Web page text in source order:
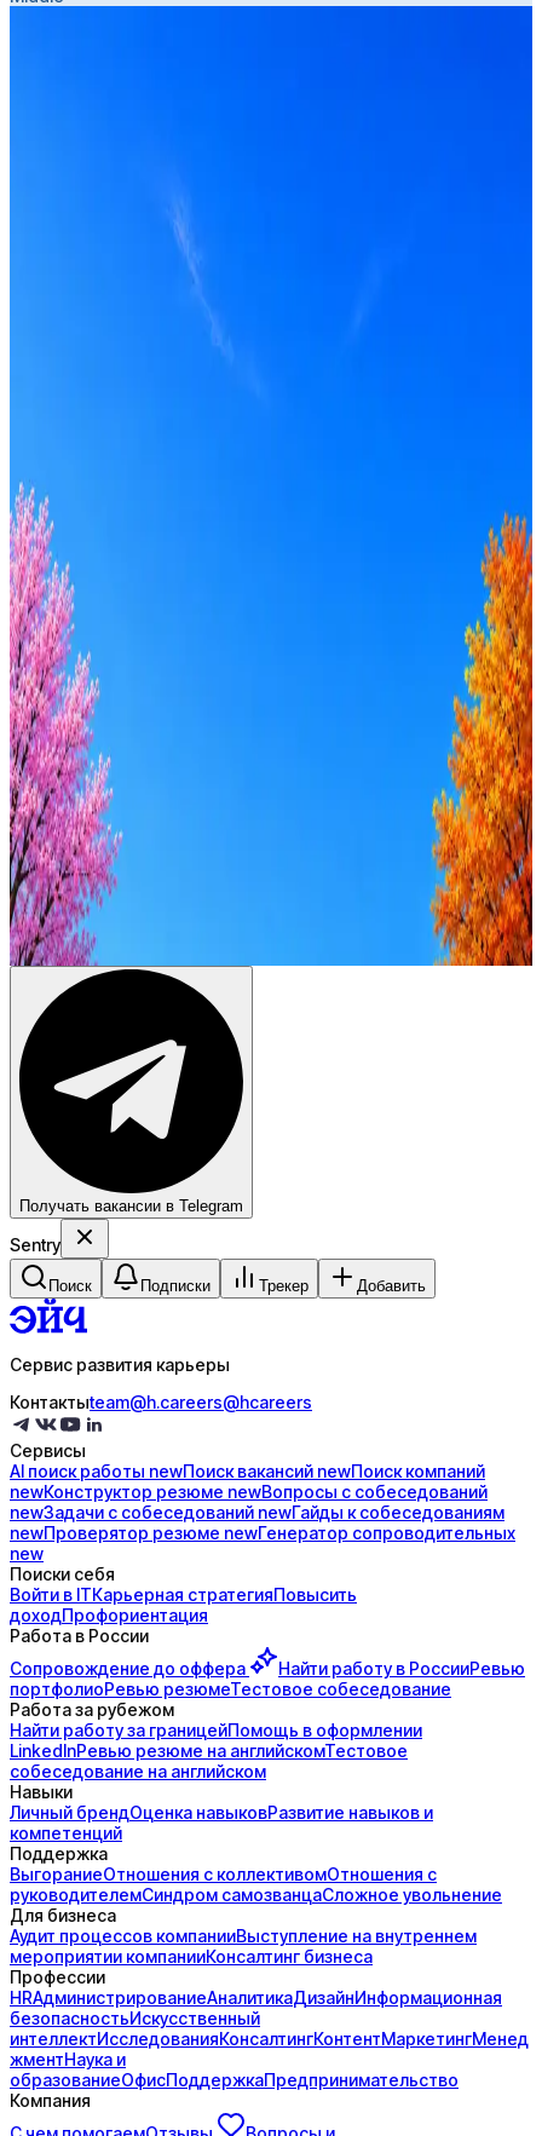
Формат
Удалённо
Грейд
Intern
Зарплата
от 50к
от 350к
Стратегия поиска с AI: рынки, позиции, вилка, каналы
Ежедневный подбор из 600+ источников
AI генерация сопроводительных писем
Получать вакансии в Telegram
Sentry
Поиск Подписки Трекер Добавить
Сервис развития карьеры
Контактыteam@h.careers@hcareers
Сервисы
AI поискработы newПоисквакансий newПоисккомпаний
newКонструктор резюме newВопросы с собеседований
newЗадачи с собеседований newГайды ксобеседованиям
newПроверятор резюме newГенератор сопроводительных
new
Поиски себя
Войти в ITКарьерная стратегияПовысить
доходПрофориентация
Работа в России
Сопровождение до оффера Найти работу в РоссииРевью
портфолиоРевью резюмеТестовое собеседование
Работа за рубежом
Найти работу за границейПомощь в оформлении
LinkedInРевью резюме на английскомТестовое
собеседование на английском
Навыки
Личный брендОценка навыковРазвитие навыков и
компетенций
Поддержка
ВыгораниеОтношения с коллективомОтношения с
руководителемСиндром самозванцаСложное увольнение
Для бизнеса
Аудит процессов компанииВыступление на внутреннем
мероприятии компанииКонсалтинг бизнеса
Профессии
HRАдминистрированиеАналитикаДизайнИнформационная
безопасностьИскусственный
интеллектИсследованияКонсалтингКонтентМаркетингМенед
жментНаука и
образованиеОфисПоддержкаПредпринимательство
Компания